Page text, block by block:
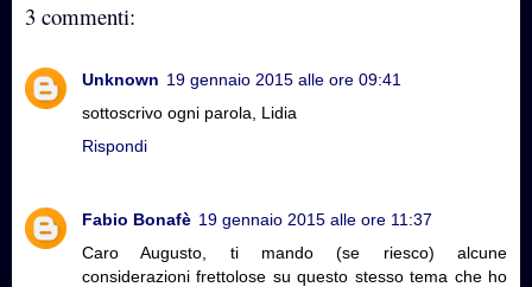
3 commenti:
Unknown 19 gennaio 2015 alle ore 09:41
sottoscrivo ogni parola, Lidia
Rispondi
Fabio Bonafè 19 gennaio 2015 alle ore 11:37
Caro Augusto, ti mando (se riesco) alcune
considerazioni frettolose su questo stesso tema che ho